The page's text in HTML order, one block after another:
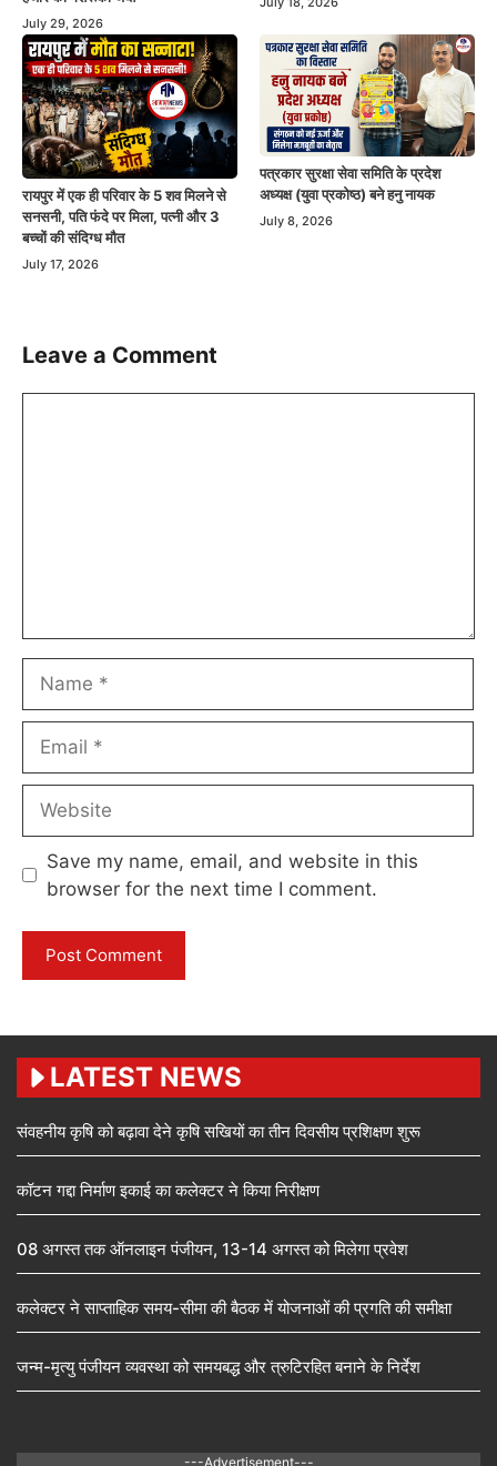
July 29, 2026
रायपुर में एक ही परिवार के 5 शव मिलने से
सनसनी, पति फंदे पर मिला, पत्नी और 3
बच्चों की संदिग्ध मौत
July 17, 2026
पत्रकार सुरक्षा सेवा समिति के प्रदेश
अध्यक्ष (युवा प्रकोष्ठ) बने हनु नायक
July 8, 2026
Leave a Comment
Save my name, email, and website in this
browser for the next time I comment.
LATEST NEWS
संवहनीय कृषि को बढ़ावा देने कृषि सखियों का तीन दिवसीय प्रशिक्षण शुरू
कॉटन गद्दा निर्माण इकाई का कलेक्टर ने किया निरीक्षण
08 अगस्त तक ऑनलाइन पंजीयन, 13-14 अगस्त को मिलेगा प्रवेश
कलेक्टर ने साप्ताहिक समय-सीमा की बैठक में योजनाओं की प्रगति की समीक्षा
जन्म-मृत्यु पंजीयन व्यवस्था को समयबद्ध और त्रुटिरहित बनाने के निर्देश
---Advertisement---